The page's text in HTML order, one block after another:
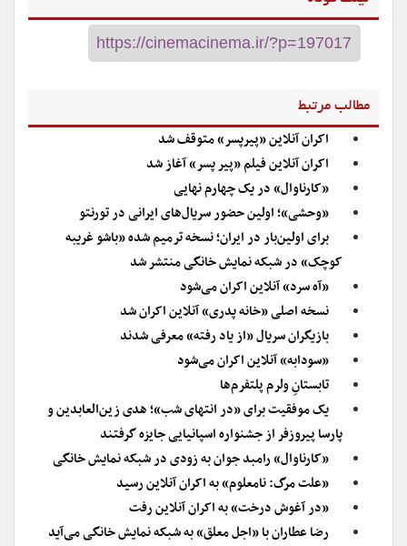
مطالب مرتبط
اکران آنلاین «پیرپسر» متوقف شد
اکران آنلاین فیلم «پیر پسر» آغاز شد
«کارناوال» در یک چهارم نهایی
«وحشی»؛ اولین حضور سریال‌های ایرانی در تورنتو
برای اولین‌بار در ایران؛ نسخه ترمیم شده «باشو غریبه
کوچک» در شبکه نمایش خانگی منتشر شد
«آه سرد» آنلاین اکران می‌شود
نسخه اصلی «خانه پدری» آنلاین اکران شد
بازیگران سریال «از یاد رفته» معرفی شدند
«سودابه» آنلاین اکران می‌شود
تابستانِ ولرم پلتفرم‌ها
یک موفقیت برای «در انتهای شب»؛ هدی زین‌العابدین و
پارسا پیروزفر از جشنواره اسپانیایی جایزه گرفتند
«کارناوال» رامبد جوان به زودی در شبکه نمایش خانگی
«علت مرگ: نامعلوم» به اکران آنلاین رسید
«در آغوش درخت» به اکران آنلاین رفت
رضا عطاران با «اجل معلق» به شبکه نمایش خانگی می‌آید